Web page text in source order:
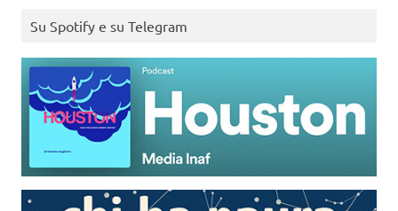
Su Spotify e su Telegram